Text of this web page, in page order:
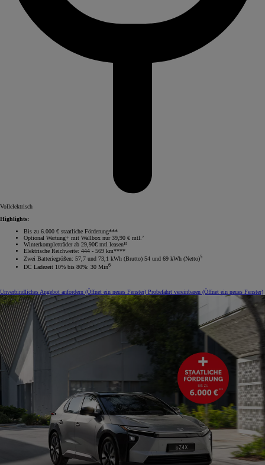
Vollelektrisch
Highlights:
Bis zu 6.000 € staatliche Förderung***
Optional Wartung+ mit Wallbox nur 39,90 € mtl.⁷
Winterkompletträder ab 29,90€ mtl leasen¹⁵
Elektrische Reichweite: 444 - 569 km****
Zwei Batteriegrößen: 57,7 und 73,1 kWh (Brutto) 54 und 69 kWh (Netto)5
DC Ladezeit 10% bis 80%: 30 Min6
Unverbindliches Angebot anfordern (Öffnet ein neues Fenster) Probefahrt vereinbaren (Öffnet ein neues Fenster)